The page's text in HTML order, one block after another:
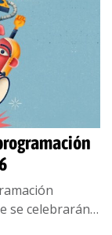
se celebrarán